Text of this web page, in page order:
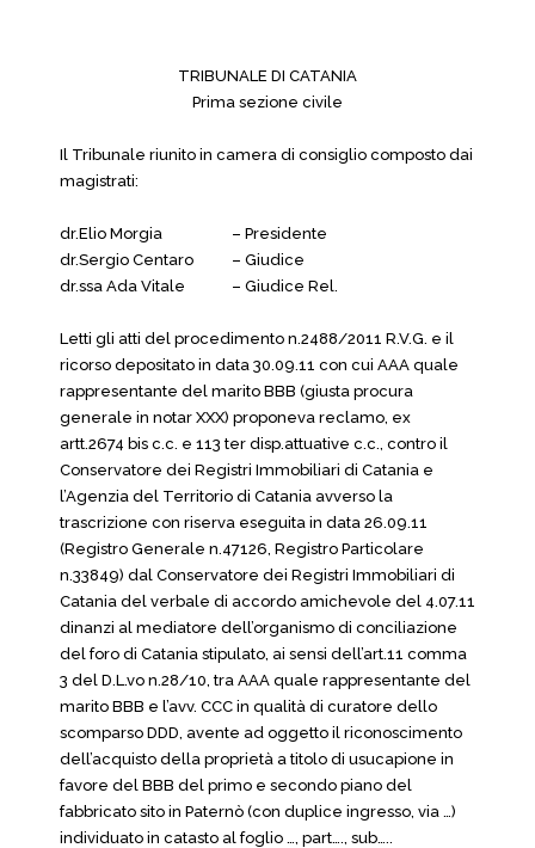
TRIBUNALE DI CATANIA
Prima sezione civile
Il Tribunale riunito in camera di consiglio composto dai
magistrati:
dr.Elio Morgia
– Presidente
dr.Sergio Centaro
– Giudice
dr.ssa Ada Vitale
– Giudice Rel.
Letti gli atti del procedimento n.2488/2011 R.V.G. e il
ricorso depositato in data 30.09.11 con cui AAA quale
rappresentante del marito BBB (giusta procura
generale in notar XXX) proponeva reclamo, ex
artt.2674 bis c.c. e 113 ter disp.attuative c.c., contro il
Conservatore dei Registri Immobiliari di Catania e
l’Agenzia del Territorio di Catania avverso la
trascrizione con riserva eseguita in data 26.09.11
(Registro Generale n.47126, Registro Particolare
n.33849) dal Conservatore dei Registri Immobiliari di
Catania del verbale di accordo amichevole del 4.07.11
dinanzi al mediatore dell’organismo di conciliazione
del foro di Catania stipulato, ai sensi dell’art.11 comma
3 del D.L.vo n.28/10, tra AAA quale rappresentante del
marito BBB e l’avv. CCC in qualità di curatore dello
scomparso DDD, avente ad oggetto il riconoscimento
dell’acquisto della proprietà a titolo di usucapione in
favore del BBB del primo e secondo piano del
fabbricato sito in Paternò (con duplice ingresso, via …)
individuato in catasto al foglio …, part…., sub…..